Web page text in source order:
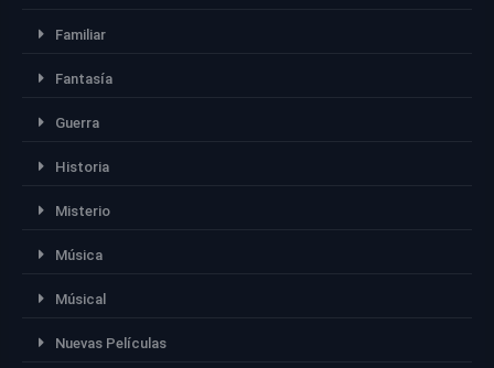
Familiar
Fantasía
Guerra
Historia
Misterio
Música
Músical
Nuevas Películas